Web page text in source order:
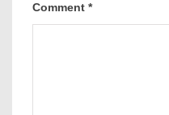
Comment *